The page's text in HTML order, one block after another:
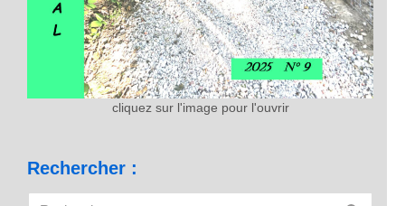
cliquez sur l'image pour l'ouvrir
Rechercher :